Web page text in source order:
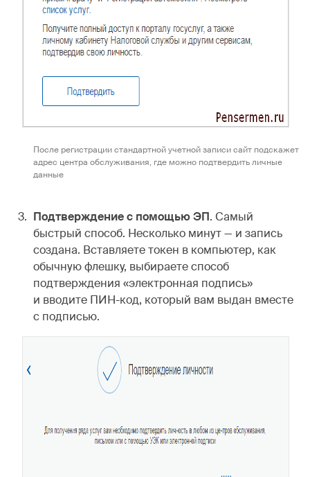
После регистрации стандартной учетной записи сайт подскажет
адрес центра обслуживания, где можно подтвердить личные
данные
Подтверждение с помощью ЭП. Самый
быстрый способ. Несколько минут — и запись
создана. Вставляете токен в компьютер, как
обычную флешку, выбираете способ
подтверждения «электронная подпись»
и вводите ПИН-код, который вам выдан вместе
с подписью.